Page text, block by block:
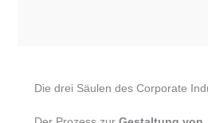
Die drei Säulen des Corporate